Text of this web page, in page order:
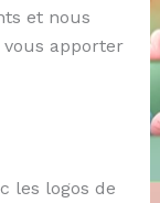
et nous
apporter
les logos de